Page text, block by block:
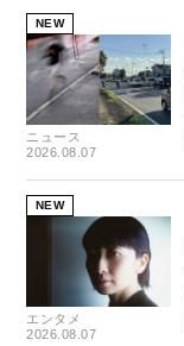
NEW
ニュース
2026.08.07
NEW
エンタメ
2026.08.07